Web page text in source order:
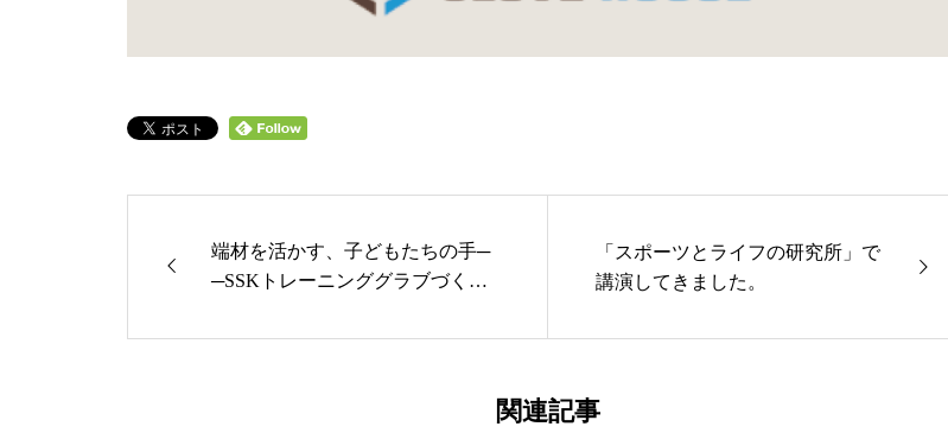
端材を活かす、子どもたちの手─
─SSKトレーニンググラブづくり
「スポーツとライフの研究所」で
講演してきました。
関連記事